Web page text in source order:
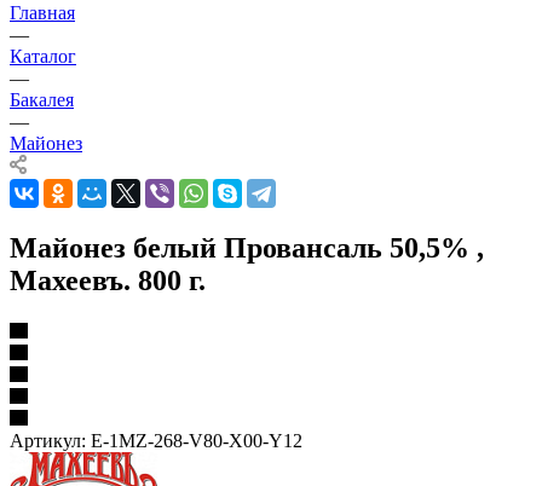
Главная
—
Каталог
—
Бакалея
—
Майонез
Майонез белый Провансаль 50,5% ,
Махеевъ. 800 г.
Артикул: E-1MZ-268-V80-X00-Y12